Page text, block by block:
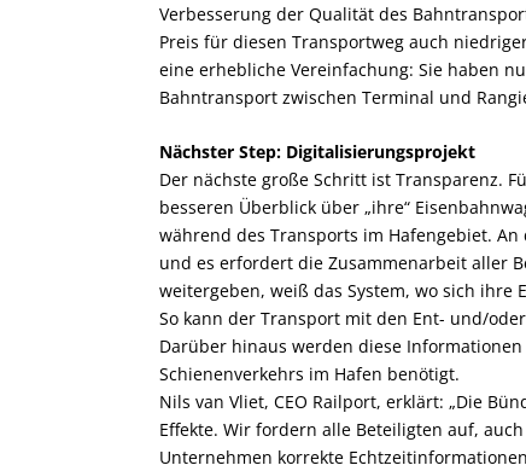
Verbesserung der Qualität des
Preis für diesen Transportweg auch
eine erhebliche Vereinfachung: Sie haben
Bahntransport zwischen Terminal und
Nächster Step: Digitalisierungsprojekt
Der nächste große Schritt ist Transparenz.
besseren Überblick über „ihre“
während des Transports im Hafengebiet.
und es erfordert die Zusammenarbeit aller
weitergeben, weiß das System, wo sich
So kann der Transport mit den Ent- und/
Darüber hinaus werden diese
Schienenverkehrs im Hafen benötigt.
Nils van Vliet, CEO Railport, erklärt: „Die
Effekte. Wir fordern alle Beteiligten auf,
Unternehmen korrekte